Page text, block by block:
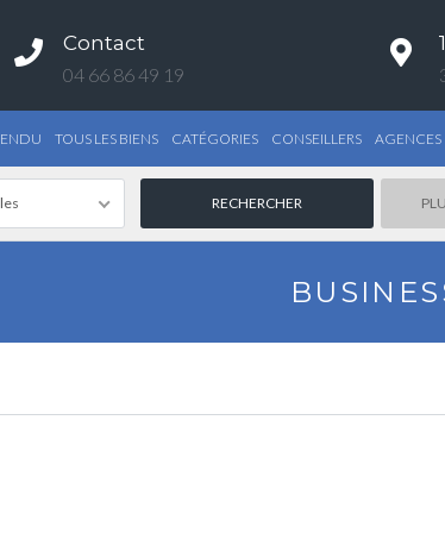
Contact
04 66 86 49 19
TOUS LES BIENS CATÉGORIES CONSEILLERS AGENCES